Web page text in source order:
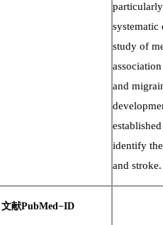
systematic
study of
and
identify
and stroke.
文献PubMed−ID